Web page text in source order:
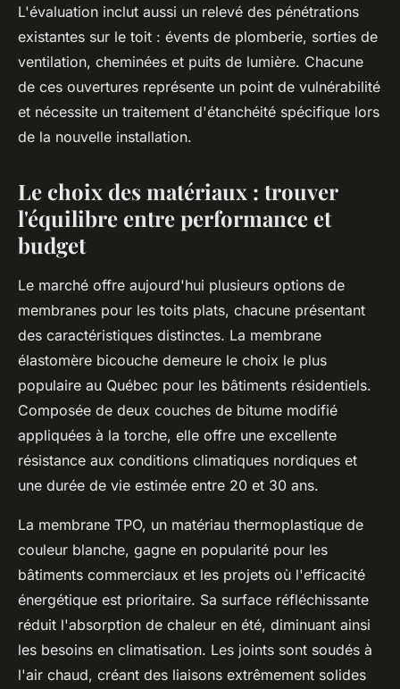
L'évaluation inclut aussi un relevé des pénétrations
existantes sur le toit : évents de plomberie, sorties de
ventilation, cheminées et puits de lumière. Chacune
de ces ouvertures représente un point de vulnérabilité
et nécessite un traitement d'étanchéité spécifique lors
de la nouvelle installation.
Le choix des matériaux : trouver
l'équilibre entre performance et
budget
Le marché offre aujourd'hui plusieurs options de
membranes pour les toits plats, chacune présentant
des caractéristiques distinctes. La membrane
élastomère bicouche demeure le choix le plus
populaire au Québec pour les bâtiments résidentiels.
Composée de deux couches de bitume modifié
appliquées à la torche, elle offre une excellente
résistance aux conditions climatiques nordiques et
une durée de vie estimée entre 20 et 30 ans.
La membrane TPO, un matériau thermoplastique de
couleur blanche, gagne en popularité pour les
bâtiments commerciaux et les projets où l'efficacité
énergétique est prioritaire. Sa surface réfléchissante
réduit l'absorption de chaleur en été, diminuant ainsi
les besoins en climatisation. Les joints sont soudés à
l'air chaud, créant des liaisons extrêmement solides